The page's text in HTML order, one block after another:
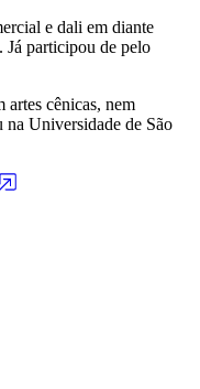
e dali em diante
participou de pelo
artes cênicas, nem
Universidade de São